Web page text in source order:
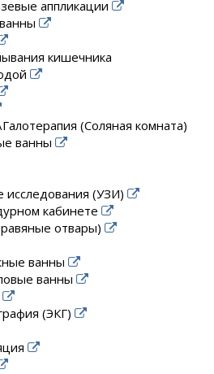
аппликации
кишечника
(Соляная комната)
ванны
исследования (УЗИ)
кабинете
отвары)
ванны
ванны
(ЭКГ)